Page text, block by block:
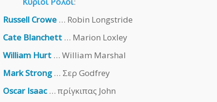
Russell Crowe … Robin Longstride
Cate Blanchett … Marion Loxley
William Hurt … William Marshal
Mark Strong… Σερ Godfrey
Oscar Isaac… πρίγκιπας John